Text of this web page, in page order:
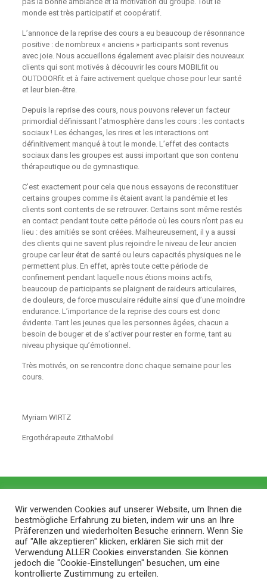
monde est très participatif et coopératif.
L’annonce de la reprise des cours a eu beaucoup de résonnance
positive : de nombreux « anciens » participants sont revenus
avec joie. Nous accueillons également avec plaisir des nouveaux
clients qui sont motivés à découvrir les cours MOBILfit ou
OUTDOORfit et à faire activement quelque chose pour leur santé
et leur bien-être.
Depuis la reprise des cours, nous pouvons relever un facteur
primordial définissant l’atmosphère dans les cours : les contacts
sociaux ! Les échanges, les rires et les interactions ont
définitivement manqué à tout le monde. L’effet des contacts
sociaux dans les groupes est aussi important que son contenu
thérapeutique ou de gymnastique.
C’est exactement pour cela que nous essayons de reconstituer
certains groupes comme ils étaient avant la pandémie et les
clients sont contents de se retrouver. Certains sont même restés
en contact pendant toute cette période où les cours n’ont pas eu
lieu : des amitiés se sont créées. Malheureusement, il y a aussi
des clients qui ne savent plus rejoindre le niveau de leur ancien
groupe car leur état de santé ou leurs capacités physiques ne le
permettent plus. En effet, après toute cette période de
confinement pendant laquelle nous étions moins actifs,
beaucoup de participants se plaignent de raideurs articulaires,
de douleurs, de force musculaire réduite ainsi que d’une moindre
endurance. L’importance de la reprise des cours est donc
évidente. Tant les jeunes que les personnes âgées, chacun a
besoin de bouger et de s’activer pour rester en forme, tant au
niveau physique qu’émotionnel.
Très motivés, on se rencontre donc chaque semaine pour les
cours.
Myriam WIRTZ
Ergothérapeute ZithaMobil
Wir verwenden Cookies auf unserer Website, um Ihnen die
bestmögliche Erfahrung zu bieten, indem wir uns an Ihre
Präferenzen und wiederholten Besuche erinnern. Wenn Sie
auf "Alle akzeptieren" klicken, erklären Sie sich mit der
Verwendung ALLER Cookies einverstanden. Sie können
jedoch die "Cookie-Einstellungen" besuchen, um eine
kontrollierte Zustimmung zu erteilen.